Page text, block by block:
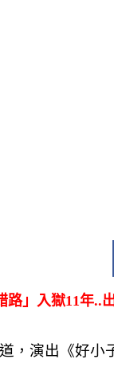
路」入獄11年..
，演出《好小